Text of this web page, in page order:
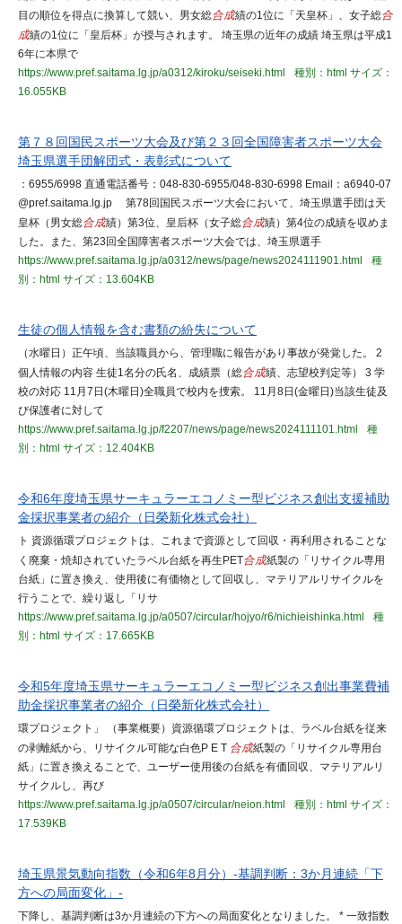
目の順位を得点に換算して競い、男女総合成績の1位に「天皇杯」、女子総合
成績の1位に「皇后杯」が授与されます。 埼玉県の近年の成績 埼玉県は平成1
6年に本県で
https://www.pref.saitama.lg.jp/a0312/kiroku/seiseki.html
種別：html サイズ：
16.055KB
第７８回国民スポーツ大会及び第２３回全国障害者スポーツ大会
埼玉県選手団解団式・表彰式について
：6955/6998 直通電話番号：048-830-6955/048-830-6998 Email：a6940-07
@pref.saitama.lg.jp 第78回国民スポーツ大会において、埼玉県選手団は天
皇杯（男女総合成績）第3位、皇后杯（女子総合成績）第4位の成績を収めま
した。また、第23回全国障害者スポーツ大会では、埼玉県選手
https://www.pref.saitama.lg.jp/a0312/news/page/news2024111901.html
種
別：html サイズ：13.604KB
生徒の個人情報を含む書類の紛失について
（水曜日）正午頃、当該職員から、管理職に報告があり事故が発覚した。 2
個人情報の内容 生徒1名分の氏名、成績票（総合成績、志望校判定等） 3 学
校の対応 11月7日(木曜日)全職員で校内を捜索。 11月8日(金曜日)当該生徒及
び保護者に対して
https://www.pref.saitama.lg.jp/f2207/news/page/news2024111101.html
種
別：html サイズ：12.404KB
令和6年度埼玉県サーキュラーエコノミー型ビジネス創出支援補助
金採択事業者の紹介（日榮新化株式会社）
ト 資源循環プロジェクトは、これまで資源として回収・再利⽤されることな
く廃棄・焼却されていたラベル台紙を再⽣PET合成紙製の「リサイクル専⽤
台紙」に置き換え、使⽤後に有価物として回収し、マテリアルリサイクルを
⾏うことで、繰り返し「リサ
https://www.pref.saitama.lg.jp/a0507/circular/hojyo/r6/nichieishinka.html
種
別：html サイズ：17.665KB
令和5年度埼玉県サーキュラーエコノミー型ビジネス創出事業費補
助金採択事業者の紹介（日榮新化株式会社）
環プロジェクト」 （事業概要）資源循環プロジェクトは、ラベル台紙を従来
の剥離紙から、リサイクル可能な白色P E T 合成紙製の「リサイクル専用台
紙」に置き換えることで、ユーザー使用後の台紙を有価回収、マテリアルリ
サイクルし、再び
https://www.pref.saitama.lg.jp/a0507/circular/neion.html
種別：html サイズ：
17.539KB
埼玉県景気動向指数（令和6年8月分）-基調判断：3か月連続「下
方への局面変化」-
下降し、基調判断は3か月連続の下方への局面変化となりました。 * 一致指数